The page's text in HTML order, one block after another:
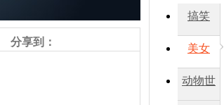
分享到：
搞笑
美女
动物世